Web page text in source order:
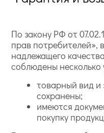
По закону РФ от
прав потребителей»,
надлежащего
соблюдены несколько
товарный вид и
сохранены;
имеются
покупку